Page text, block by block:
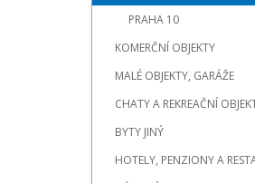
PRAHA 10
KOMERČNÍ OBJEKTY
MALÉ OBJEKTY, GARÁŽE
CHATY A REKREAČNÍ
BYTY JINÝ
HOTELY, PENZIONY A